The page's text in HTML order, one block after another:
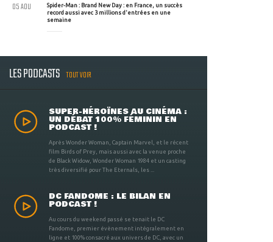
Spider-Man : Brand New Day : en France, un succès
record aussi avec 3 millions d'entrées en une
semaine
05 AOU
LES PODCASTS TOUT VOIR
SUPER-HÉROÏNES AU CINÉMA :
UN DÉBAT 100% FÉMININ EN
PODCAST !
Après Wonder Woman, Captain Marvel, et le récent
film Birds of Prey, mais aussi avec la venue proche
de Black Widow, Wonder Woman 1984 et un casting
très diversifié pour The Eternals, les ...
DC FANDOME : LE BILAN EN
PODCAST !
Au cours du weekend passé se tenait le DC
Fandome, premier évènement intégralement en
ligne et 100% consacré aux univers de DC, avec un